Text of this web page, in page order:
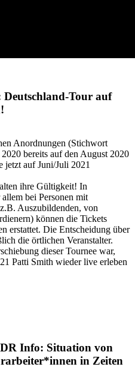
Tour auf
Anordnungen (Stichwort
bereits auf den August 2020
jetzt auf Juni/Juli 2021
ihre Gültigkeit! In
bei Personen mit
Auszubildenden, von
können die Tickets
erstattet. Die Entscheidung über
die örtlichen Veranstalter.
dieser Tournee war,
Patti Smith wieder live erleben
Info: Situation von
in Zeiten